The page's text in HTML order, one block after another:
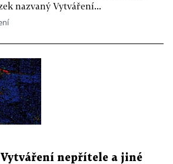
nazvaný Vytváření...
Vytváření nepřítele a jiné